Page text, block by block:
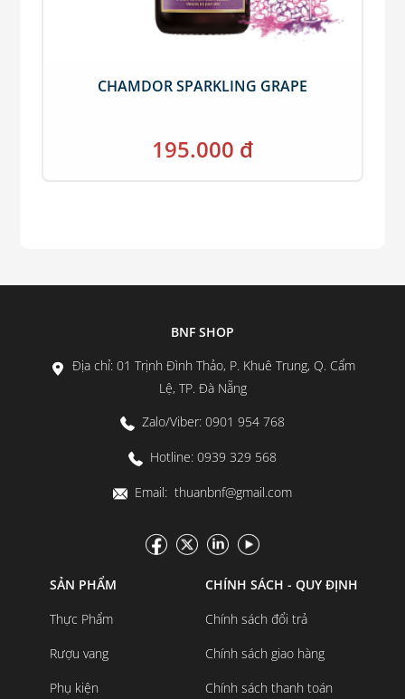
CHAMDOR SPARKLING GRAPE
195.000 đ
BNF SHOP
Địa chỉ: 01 Trịnh Đình Thảo, P. Khuê Trung, Q. Cẩm
Lệ, TP. Đà Nẵng
Zalo/Viber: 0901 954 768
Hotline: 0939 329 568
Email: thuanbnf@gmail.com
SẢN PHẨM
Thực Phẩm
Rượu vang
Phụ kiện
CHÍNH SÁCH - QUY ĐỊNH
Chính sách đổi trả
Chính sách giao hàng
Chính sách thanh toán